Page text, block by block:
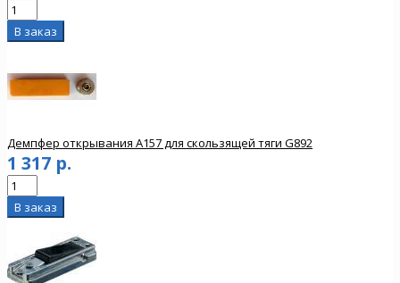
Демпфер открывания A157 для скользящей тяги G892
1 317 р.